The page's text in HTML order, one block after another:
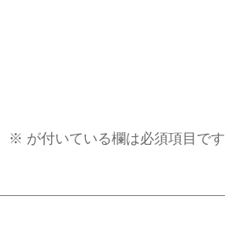
※ が付いている欄は必須項目です